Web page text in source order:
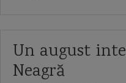
Un august
Neagră